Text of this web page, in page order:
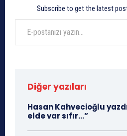
Subscribe to get the latest
E-postanızı yazın…
Diğer yazıları
Hasan Kahvecioğlu
elde var sıfır…”